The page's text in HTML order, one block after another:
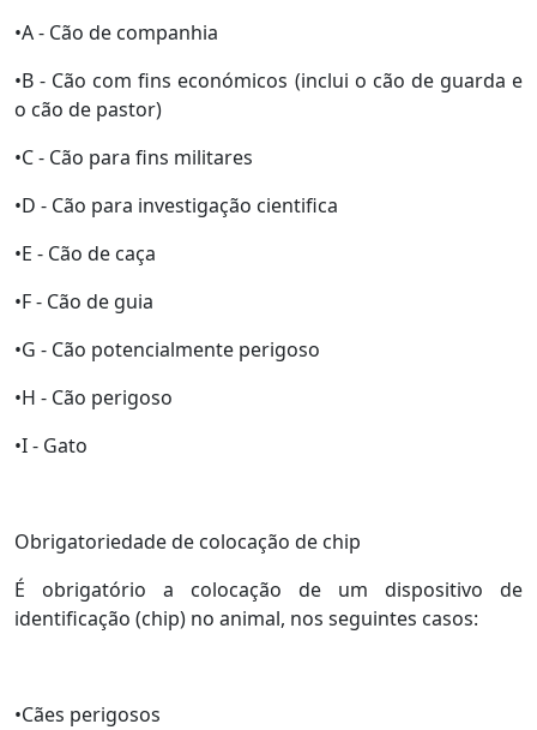
•A - Cão de companhia
•B - Cão com fins económicos (inclui o cão de guarda e
o cão de pastor)
•C - Cão para fins militares
•D - Cão para investigação cientifica
•E - Cão de caça
•F - Cão de guia
•G - Cão potencialmente perigoso
•H - Cão perigoso
•I - Gato
Obrigatoriedade de colocação de chip
É obrigatório a colocação de um dispositivo de
identificação (chip) no animal, nos seguintes casos:
•Cães perigosos